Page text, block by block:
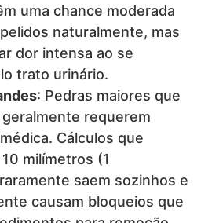
uma chance moderada
naturalmente, mas
dor intensa ao se
trato urinário.
: Pedras maiores que
requerem
Cálculos que
milímetros (1
saem sozinhos e
causam bloqueios que